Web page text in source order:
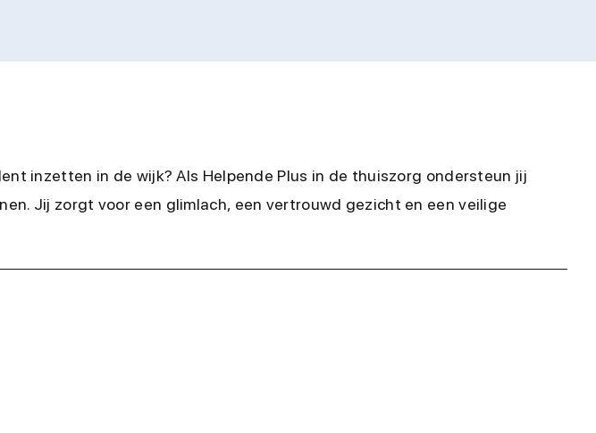
inzetten in de wijk? Als Helpende Plus in de thuiszorg ondersteun jij
Jij zorgt voor een glimlach, een vertrouwd gezicht en een veilige